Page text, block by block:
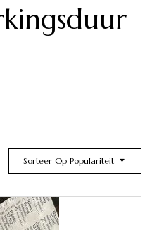
Sorteer Op Populariteit